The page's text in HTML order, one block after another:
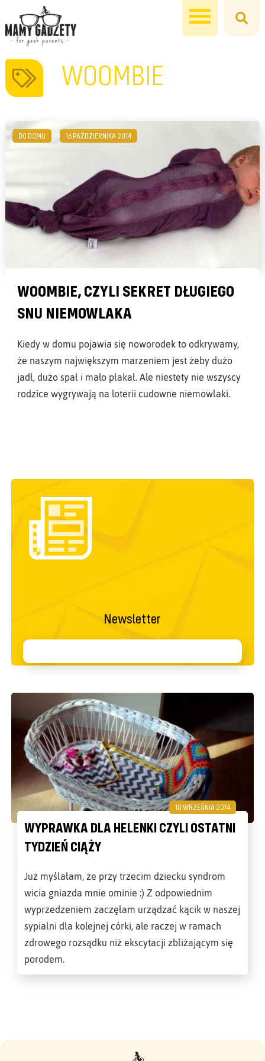
WOOMBIE
DO DOMU 16 PAŹDZIERNIKA 2014
WOOMBIE, CZYLI SEKRET DŁUGIEGO
SNU NIEMOWLAKA
Kiedy w domu pojawia się noworodek to odkrywamy,
że naszym największym marzeniem jest żeby dużo
jadł, dużo spał i mało płakał. Ale niestety nie wszyscy
rodzice wygrywają na loterii cudowne niemowlaki.
Newsletter
10 WRZEŚNIA 2014
WYPRAWKA DLA HELENKI CZYLI OSTATNI
TYDZIEŃ CIĄŻY
Już myślałam, że przy trzecim dziecku syndrom
wicia gniazda mnie ominie :) Z odpowiednim
wyprzedzeniem zaczęłam urządzać kącik w naszej
sypialni dla kolejnej córki, ale raczej w ramach
zdrowego rozsądku niż ekscytacji zbliżającym się
porodem.